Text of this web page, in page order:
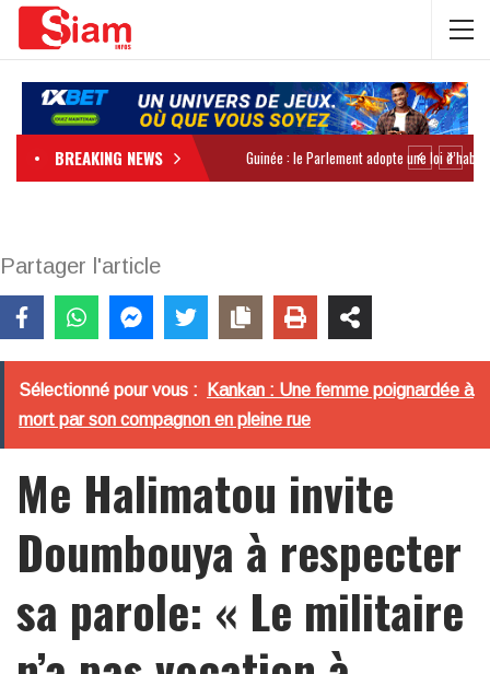
BREAKING NEWS
Partager l'article
Sélectionné pour vous :
Kankan : Une femme poignardée à
mort par son compagnon en pleine rue
Me Halimatou invite
Doumbouya à respecter
sa parole: « Le militaire